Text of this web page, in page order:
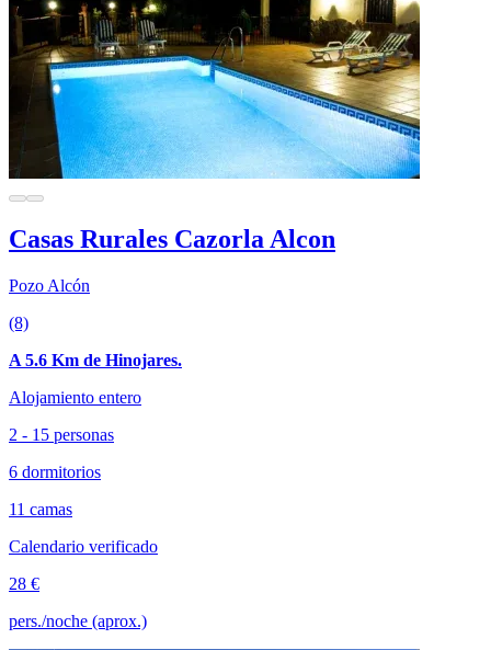
Casas Rurales Cazorla Alcon
Pozo Alcón
(8)
A 5.6 Km de Hinojares.
Alojamiento entero
2 - 15 personas
6 dormitorios
11 camas
Calendario verificado
28 €
pers./noche (aprox.)